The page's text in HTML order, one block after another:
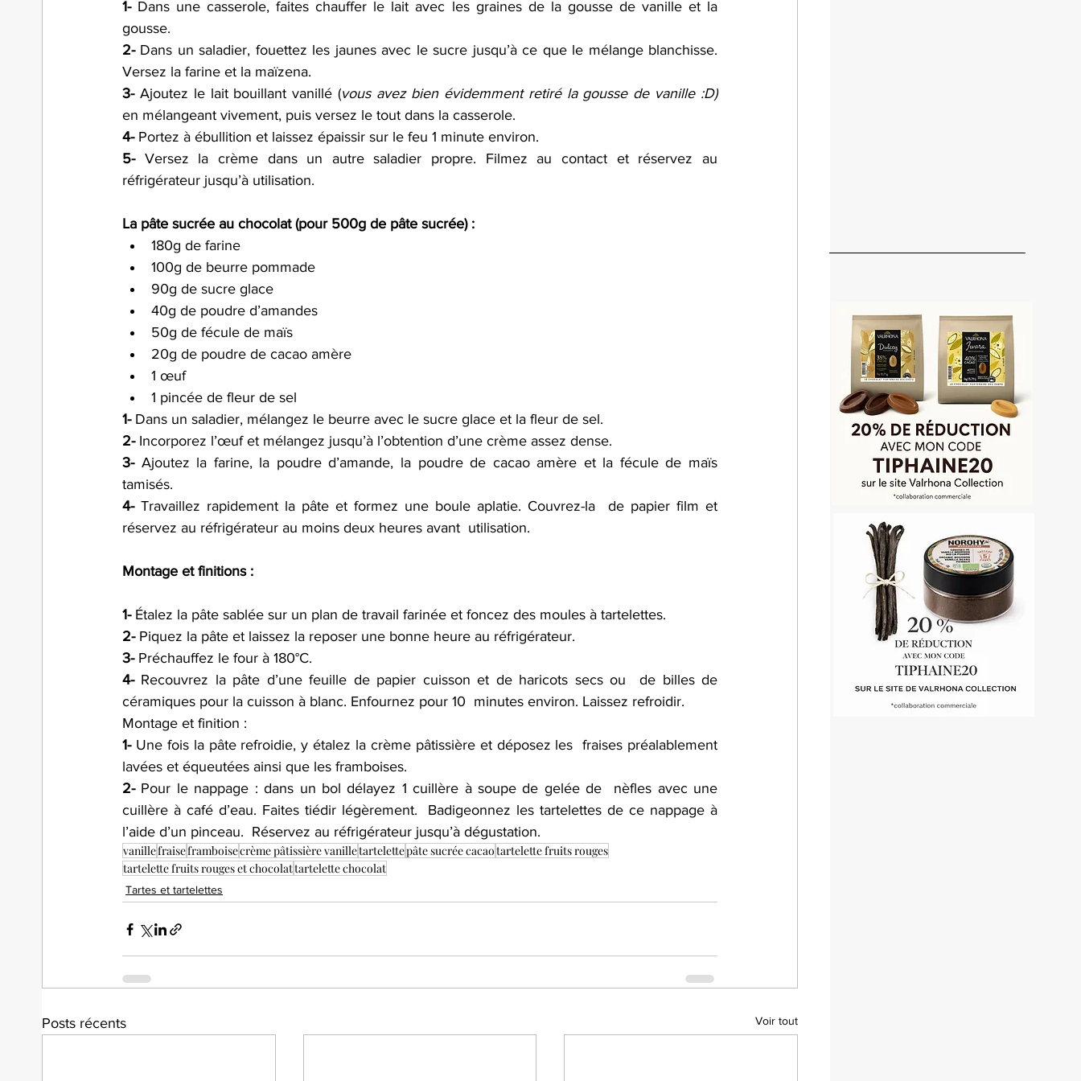
1- Dans une casserole, faites chauffer le lait avec les graines de la gousse de vanille et la
gousse.
2- Dans un saladier, fouettez les jaunes avec le sucre jusqu’à ce que le mélange blanchisse.
Versez la farine et la maïzena.
3- Ajoutez le lait bouillant vanillé (vous avez bien évidemment retiré la gousse de vanille :D)
en mélangeant vivement, puis versez le tout dans la casserole.
4- Portez à ébullition et laissez épaissir sur le feu 1 minute environ.
5- Versez la crème dans un autre saladier propre. Filmez au contact et réservez au
réfrigérateur jusqu’à utilisation.
La pâte sucrée au chocolat (pour 500g de pâte sucrée) :
180g de farine
100g de beurre pommade
90g de sucre glace
40g de poudre d’amandes
50g de fécule de maïs
20g de poudre de cacao amère
1 œuf
1 pincée de fleur de sel
1- Dans un saladier, mélangez le beurre avec le sucre glace et la fleur de sel.
2- Incorporez l’œuf et mélangez jusqu’à l’obtention d’une crème assez dense.
3- Ajoutez la farine, la poudre d’amande, la poudre de cacao amère et la fécule de maïs
tamisés.
4- Travaillez rapidement la pâte et formez une boule aplatie. Couvrez-la  de papier film et
réservez au réfrigérateur au moins deux heures avant  utilisation.
Montage et finitions :
1- Étalez la pâte sablée sur un plan de travail farinée et foncez des moules à tartelettes.
2- Piquez la pâte et laissez la reposer une bonne heure au réfrigérateur.
3- Préchauffez le four à 180°C.
4- Recouvrez la pâte d’une feuille de papier cuisson et de haricots secs ou  de billes de
céramiques pour la cuisson à blanc. Enfournez pour 10  minutes environ. Laissez refroidir.
Montage et finition :
1- Une fois la pâte refroidie, y étalez la crème pâtissière et déposez les  fraises préalablement
lavées et équeutées ainsi que les framboises.
2- Pour le nappage : dans un bol délayez 1 cuillère à soupe de gelée de  nèfles avec une
cuillère à café d’eau. Faites tiédir légèrement.  Badigeonnez les tartelettes de ce nappage à
l’aide d’un pinceau.  Réservez au réfrigérateur jusqu’à dégustation.
vanillefraiseframboisecrème pâtissière vanilletartelettepâte sucrée cacaotartelette fruits rouges
tartelette fruits rouges et chocolattartelette chocolat
Tartes et tartelettes
Posts récents Voir tout